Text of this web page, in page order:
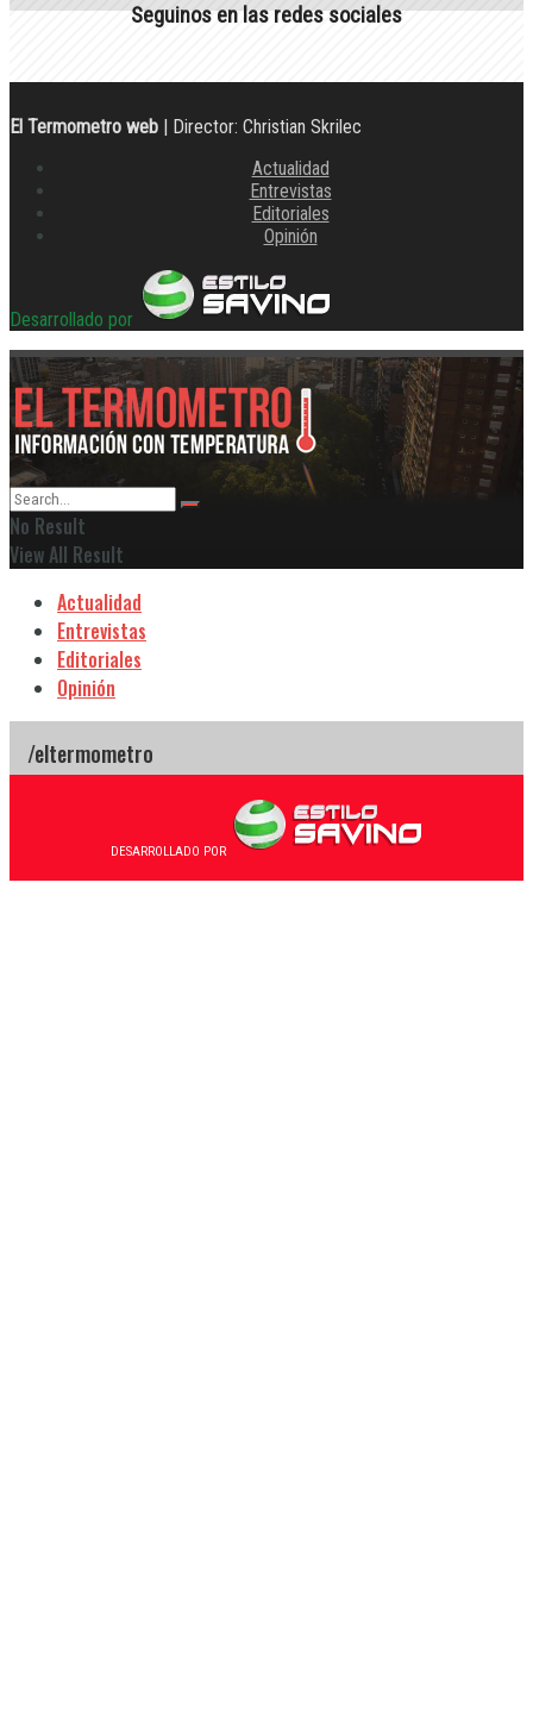
Seguinos en las redes sociales
El Termometro web | Director: Christian Skrilec
Actualidad
Entrevistas
Editoriales
Opinión
Desarrollado por
No Result
View All Result
Actualidad
Entrevistas
Editoriales
Opinión
DESARROLLADO POR